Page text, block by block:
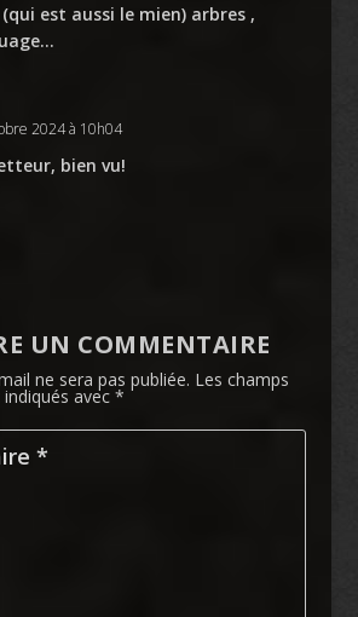
est aussi le mien) arbres ,
2024 à 10h04
bien vu!
UN COMMENTAIRE
ne sera pas publiée. Les champs
avec *